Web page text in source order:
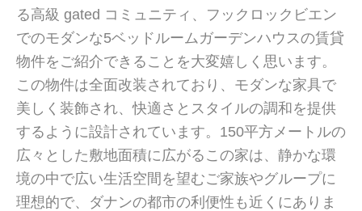
る高級 gated コミュニティ、フックロックビエン
でのモダンな5ベッドルームガーデンハウスの賃貸
物件をご紹介できることを大変嬉しく思います。
この物件は全面改装されており、モダンな家具で
美しく装飾され、快適さとスタイルの調和を提供
するように設計されています。150平方メートルの
広々とした敷地面積に広がるこの家は、静かな環
境の中で広い生活空間を望むご家族やグループに
理想的で、ダナンの都市の利便性も近くにありま